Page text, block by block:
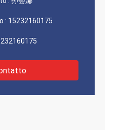
: 15232160175